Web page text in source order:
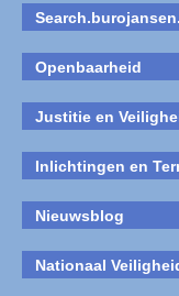
Openbaarheid
Justitie en
Inlichtingen en
Nieuwsblog
Nationaal